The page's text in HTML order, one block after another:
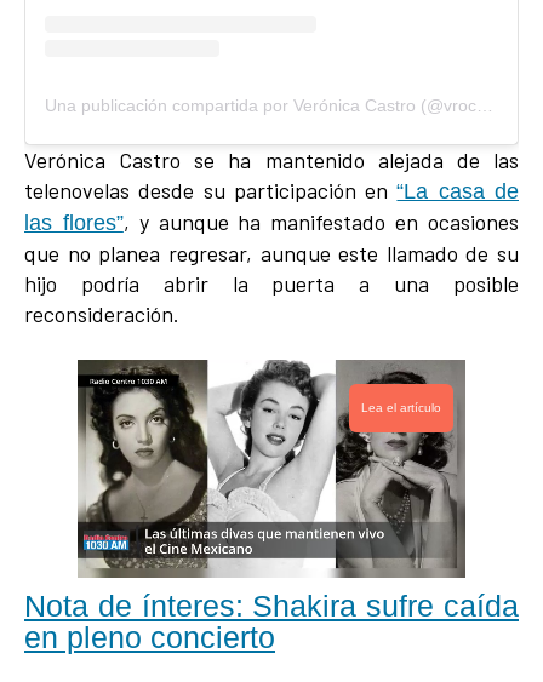
Verónica Castro se ha mantenido alejada de las
telenovelas desde su participación en“La casa de
las flores”, y aunque ha manifestado en ocasiones
que no planea regresar, aunque este llamado de su
hijo podría abrir la puerta a una posible
reconsideración.
Lea el artículo
Nota de ínteres: Shakira sufre caída
en pleno concierto